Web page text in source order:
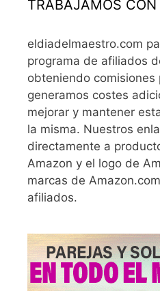
TRABAJAMOS
eldiadelmaestro.com
programa de afiliados
obteniendo
generamos costes
mejorar y mantener
la misma. Nuestros
directamente a
Amazon y el logo de
marcas de
afiliados.